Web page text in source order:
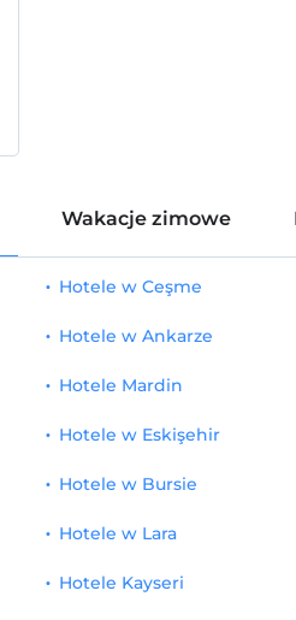
Wakacje zimowe
Hotele w Ceşme
Hotele w Ankarze
Hotele Mardin
Hotele w Eskişehir
Hotele w Bursie
Hotele w Lara
Hotele Kayseri